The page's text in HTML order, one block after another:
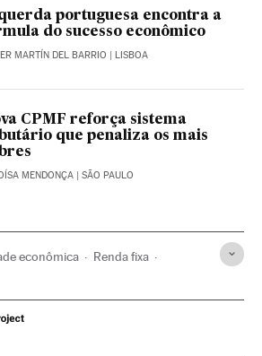
portuguesa encontra a
do sucesso econômico
MARTÍN DEL BARRIO | LISBOA
CPMF reforça sistema
que penaliza os mais
MENDONÇA | SÃO PAULO
econômica Renda fixa
Finanças